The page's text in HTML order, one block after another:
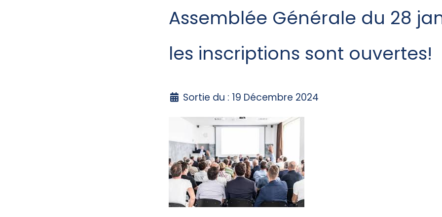
Assemblée Générale du 28
les inscriptions sont ouvertes!
Sortie du : 19 Décembre 2024